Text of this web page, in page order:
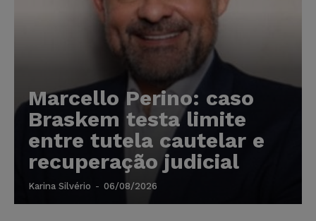
Marcello Perino: caso
Braskem testa limite
entre tutela cautelar e
recuperação judicial
Karina Silvério - 06/08/2026